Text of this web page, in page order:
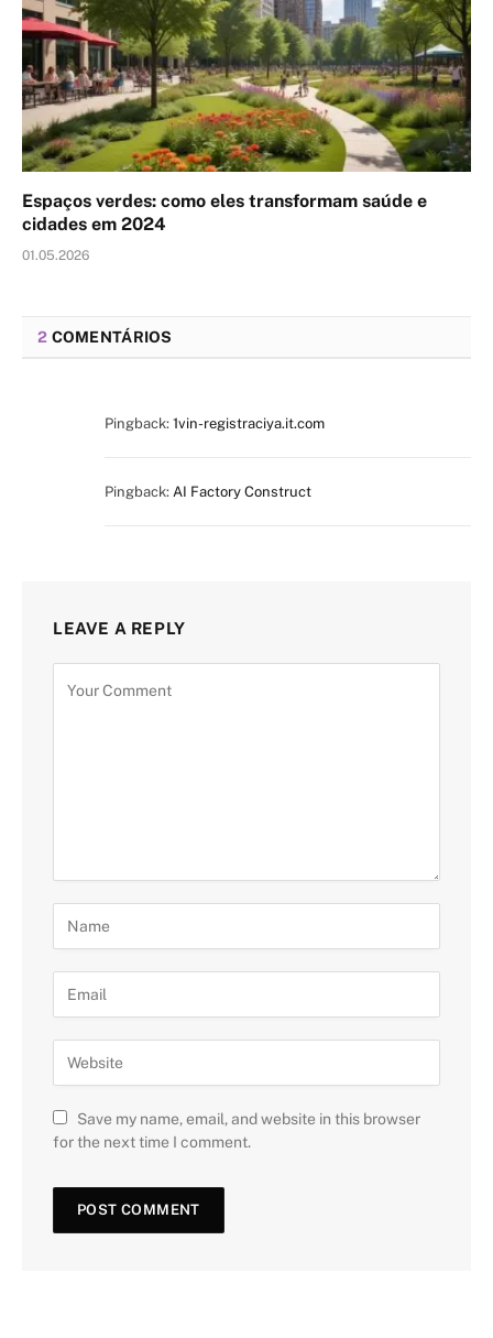
Espaços verdes: como eles transformam saúde e
cidades em 2024
01.05.2026
2 COMENTÁRIOS
Pingback: 1vin-registraciya.it.com
Pingback: AI Factory Construct
LEAVE A REPLY
Save my name, email, and website in this browser
for the next time I comment.